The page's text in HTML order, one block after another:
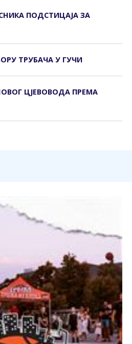
ПОДСТИЦАЈА ЗА
ТРУБАЧА У ГУЧИ
ЦЈЕВОВОДА ПРЕМА